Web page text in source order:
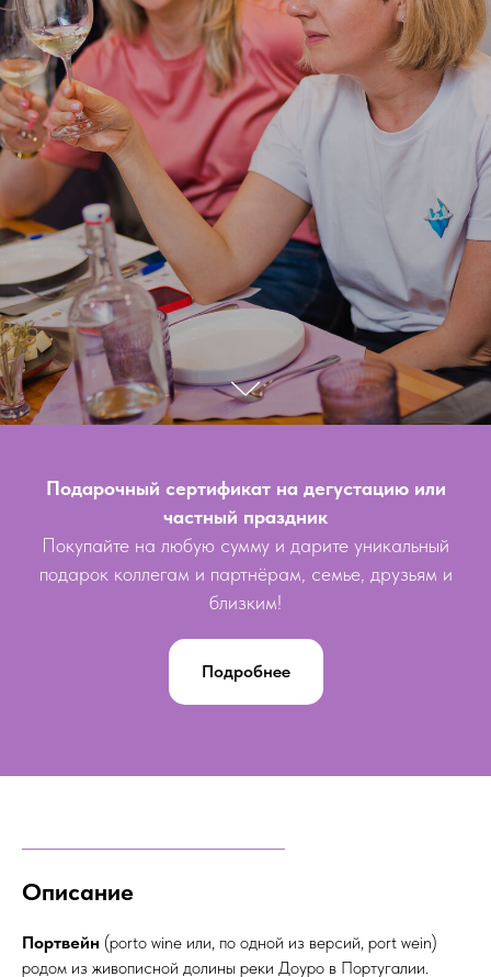
Подарочный сертификат на дегустацию или
частный праздник
Покупайте на любую сумму и дарите уникальный
подарок коллегам и партнёрам, семье, друзьям и
близким!
Подробнее
Описание
Портвейн (porto wine или, по одной из версий, port wein)
родом из живописной долины реки Доуро в Португалии.